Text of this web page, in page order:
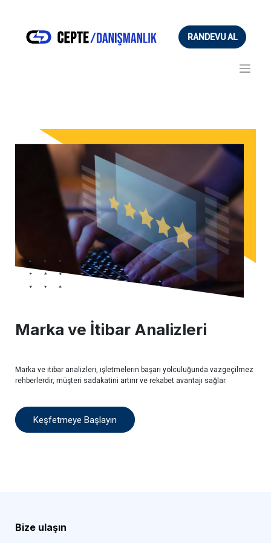
RANDEVU AL
Marka ve İtibar Analizleri
Marka ve itibar analizleri, işletmelerin başarı yolculuğunda vazgeçilmez
rehberlerdir, müşteri sadakatini artırır ve rekabet avantajı sağlar.
Keşfetmeye Başlayın
Bize ulaşın